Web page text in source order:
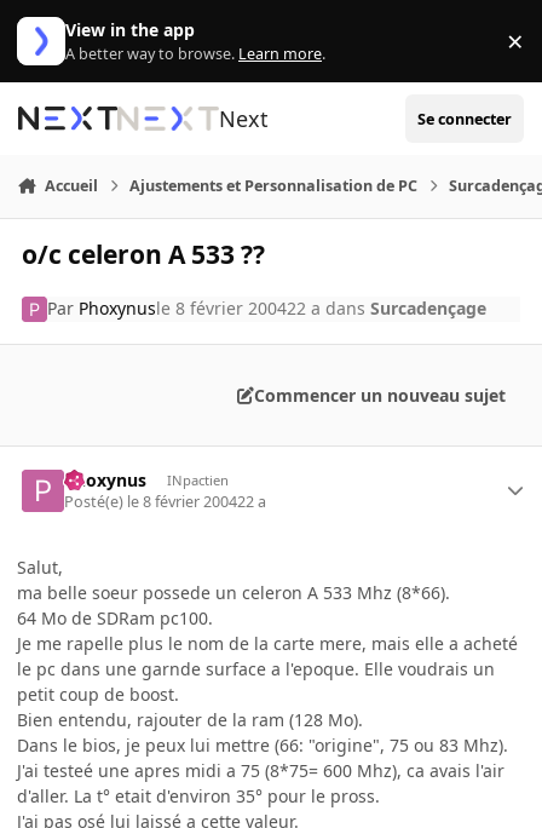
Aller au contenu
View in the app
A better way to browse. Learn more. ×
Next Se connecter
Accueil Ajustements et Personnalisation de PC
o/c celeron A 533 ??
Par Phoxynusle 8 février 200422 a dansSurcadençage
Commencer un nouveau sujet
Phoxynus INpactien
Posté(e) le 8 février 200422 a
Salut,
ma belle soeur possede un celeron A 533 Mhz (8*66).
64 Mo de SDRam pc100.
Je me rapelle plus le nom de la carte mere, mais elle a acheté
le pc dans une garnde surface a l'epoque. Elle voudrais un
petit coup de boost.
Bien entendu, rajouter de la ram (128 Mo).
Dans le bios, je peux lui mettre (66: "origine", 75 ou 83 Mhz).
J'ai testeé une apres midi a 75 (8*75= 600 Mhz), ca avais l'air
d'aller. La t° etait d'environ 35° pour le pross.
J'ai pas osé lui laissé a cette valeur.